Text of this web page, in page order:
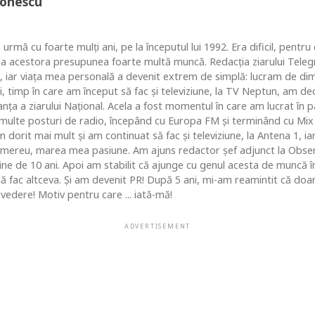
cu foarte mulţi ani, pe la începutul lui 1992. Era dificil, pentru
acestora presupunea foarte multă muncă. Redacţia ziarului
iar viaţa mea personală a devenit extrem de simplă: lucram de
timp în care am început să fac şi televiziune, la TV Neptun, am
a ziarului Naţional. Acela a fost momentul în care am lucrat în
posturi de radio, începând cu Europa FM şi terminând cu
dorit mai mult şi am continuat să fac şi televiziune, la Antena 1,
marea mea pasiune. Am ajuns redactor şef adjunct la
de 10 ani. Apoi am stabilit că ajunge cu genul acesta de muncă
fac altceva. Şi am devenit PR! După 5 ani, mi-am reamintit că
Motiv pentru care ... iată-mă!
ADVERTISEMENT